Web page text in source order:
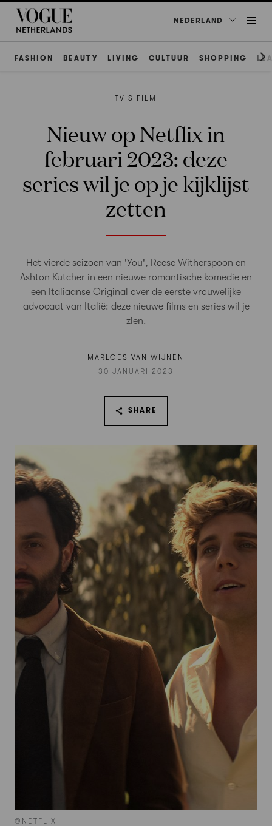
NEDERLAND
FASHION BEAUTY LIVING CULTUUR SHOPPING
©NETFLIX
TV & FILM
Nieuw op Netflix in
februari 2023: deze
series wil je op je kijklijst
zetten
Het vierde seizoen van 'You', Reese Witherspoon en
Ashton Kutcher in een nieuwe romantische komedie en
een Italiaanse Original over de eerste vrouwelijke
advocaat van Italië: deze nieuwe films en series wil je
zien.
MARLOES VAN WIJNEN
30 JANUARI 2023
SHARE